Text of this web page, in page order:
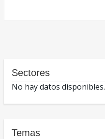
Sectores
No hay datos disponibles.
Temas